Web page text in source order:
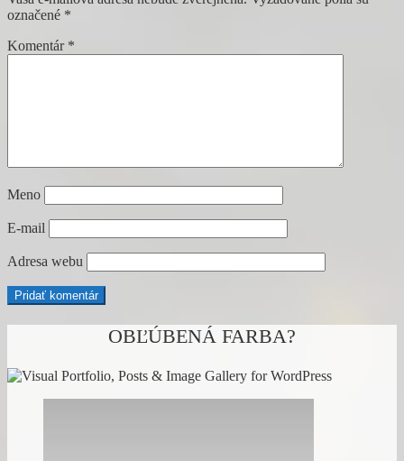
označené *
Komentár *
Meno
E-mail
Adresa webu
OBĽÚBENÁ FARBA?